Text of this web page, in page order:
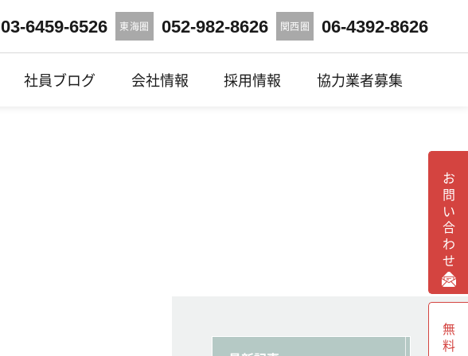
社員ブログ 会社情報 採用情報 協力業者募集
03-6459-6526 東海圏 052-982-8626 関西圏 06-4392-8626
お問い合わせ